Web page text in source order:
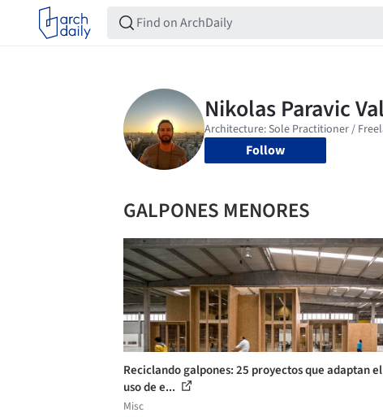
Follow
GALPONES MENORES
Reciclando galpones: 25 proyectos que adaptan el
uso de e...
Misc